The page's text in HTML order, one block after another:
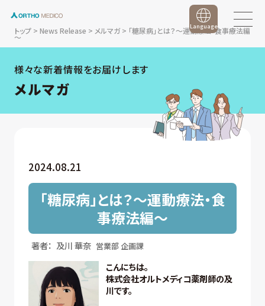
トップ> News Release > メルマガ> 「糖尿病」とは？～運動療法・食事療法編
～
Language
様々な新着情報をお届けします
メルマガ
2024.08.21
「糖尿病」とは？～運動療法・食
事療法編～
著者： 及川 華奈 営業部 企画課
こんにちは。
株式会社オルトメディコ薬剤師の及
川です。